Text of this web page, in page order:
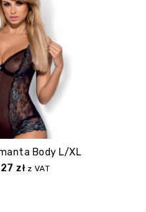
Body L/XL
zł z VAT